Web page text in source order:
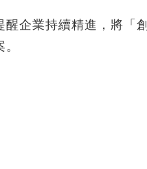
企業持續精進，將「